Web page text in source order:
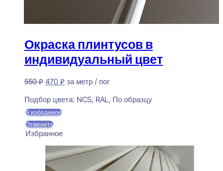
Окраска плинтусов в
индивидуальный цвет
550₽ Первоначальная
составляла
550 ₽.
470 ₽Текущая
470 ₽.
за метр / пог
Подбор цвета: NCS, RAL, По образцу
В избранное
Отменить
Избранное